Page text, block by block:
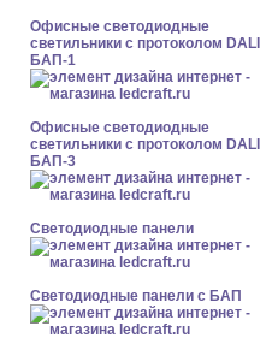
Офисные светодиодные
светильники с протоколом DALI
БАП-1
Офисные светодиодные
светильники с протоколом DALI
БАП-3
Cветодиодные панели
Cветодиодные панели с БАП